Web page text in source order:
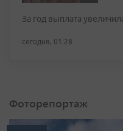
За год выплата
сегодня, 01:28
Фоторепортаж